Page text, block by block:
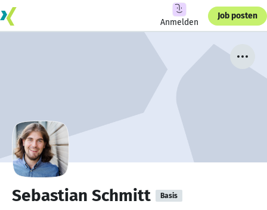
Anmelden
Job posten
Sebastian Schmitt Basis